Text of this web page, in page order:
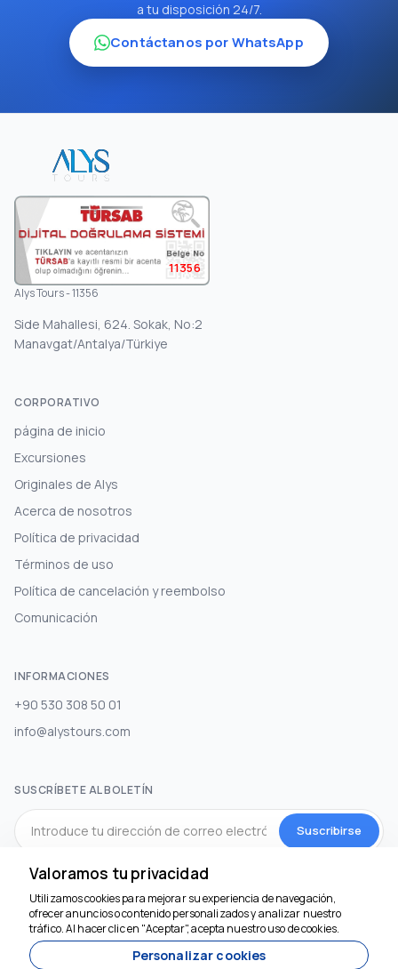
a tu disposición 24/7.
Contáctanos por WhatsApp
11356
Alys Tours - 11356
Side Mahallesi, 624. Sokak, No:2
Manavgat/Antalya/Türkiye
CORPORATIVO
página de inicio
Excursiones
Originales de Alys
Acerca de nosotros
Política de privacidad
Términos de uso
Política de cancelación y reembolso
Comunicación
INFORMACIONES
+90 530 308 50 01
info@alystours.com
SUSCRÍBETE AL BOLETÍN
Suscribirse
MEDIOS DE COMUNICACIÓN SOCIAL
Valoramos tu privacidad
Utilizamos cookies para mejorar su experiencia de navegación,
ofrecer anuncios o contenido personalizados y analizar nuestro
tráfico. Al hacer clic en "Aceptar", acepta nuestro uso de cookies.
Personalizar cookies
Estamos aquí para
ayudar